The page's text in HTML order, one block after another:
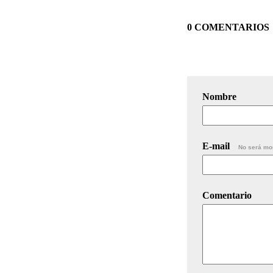
0 COMENTARIOS
Nombre
E-mail No será
Comentario